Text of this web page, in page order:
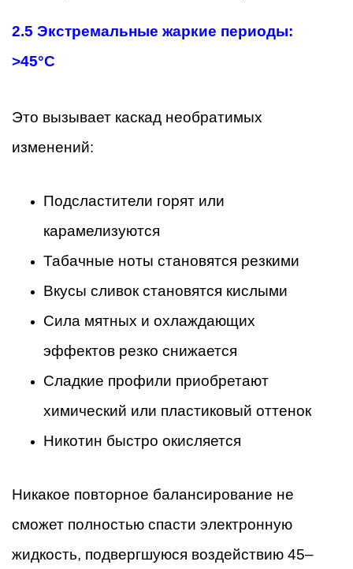
2.5 Экстремальные жаркие периоды:
>45°C
Это вызывает каскад необратимых
изменений:
Подсластители горят или
карамелизуются
Табачные ноты становятся резкими
Вкусы сливок становятся кислыми
Сила мятных и охлаждающих
эффектов резко снижается
Сладкие профили приобретают
химический или пластиковый оттенок
Никотин быстро окисляется
Никакое повторное балансирование не
сможет полностью спасти электронную
жидкость, подвергшуюся воздействию 45–